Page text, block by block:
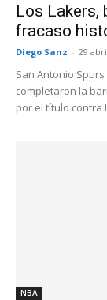
Los Lakers,
fracaso
Diego Sanz - 29
San Antonio
completaron la
por el título contra
NBA